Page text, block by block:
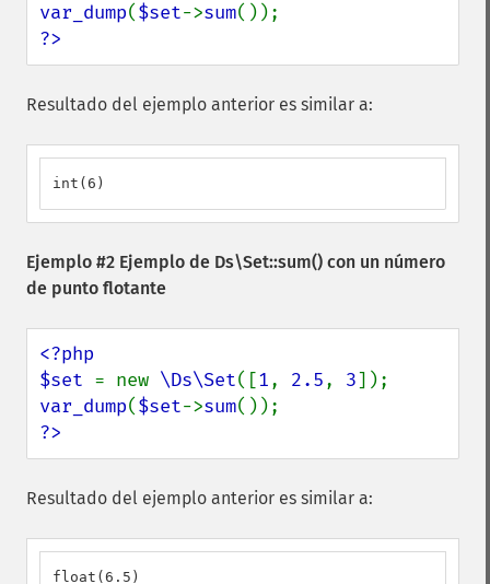
var_dump($set->sum
?>
Resultado del ejemplo anterior es similar a:
int(6)
Ejemplo #2 Ejemplo de Ds\Set::sum() con un número
de punto flotante
<?php
$set = new \Ds\Set([1, 2.5, 3
var_dump($set->sum
?>
Resultado del ejemplo anterior es similar a:
float(6.5)